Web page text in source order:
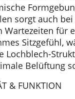
sorgt auch bei
Wartezeiten für
Sitzgefühl,
Lochblech-
Belüftung
& FUNKTION